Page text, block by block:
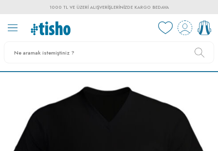
1000 TL VE ÜZERI ALIŞVERIŞLERINIZDE KARGO BEDAVA